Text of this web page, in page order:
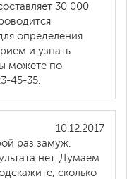
30 000
определения
и узнать
можете по
45-35.
10.12.2017
раз замуж.
нет. Думаем
сколько